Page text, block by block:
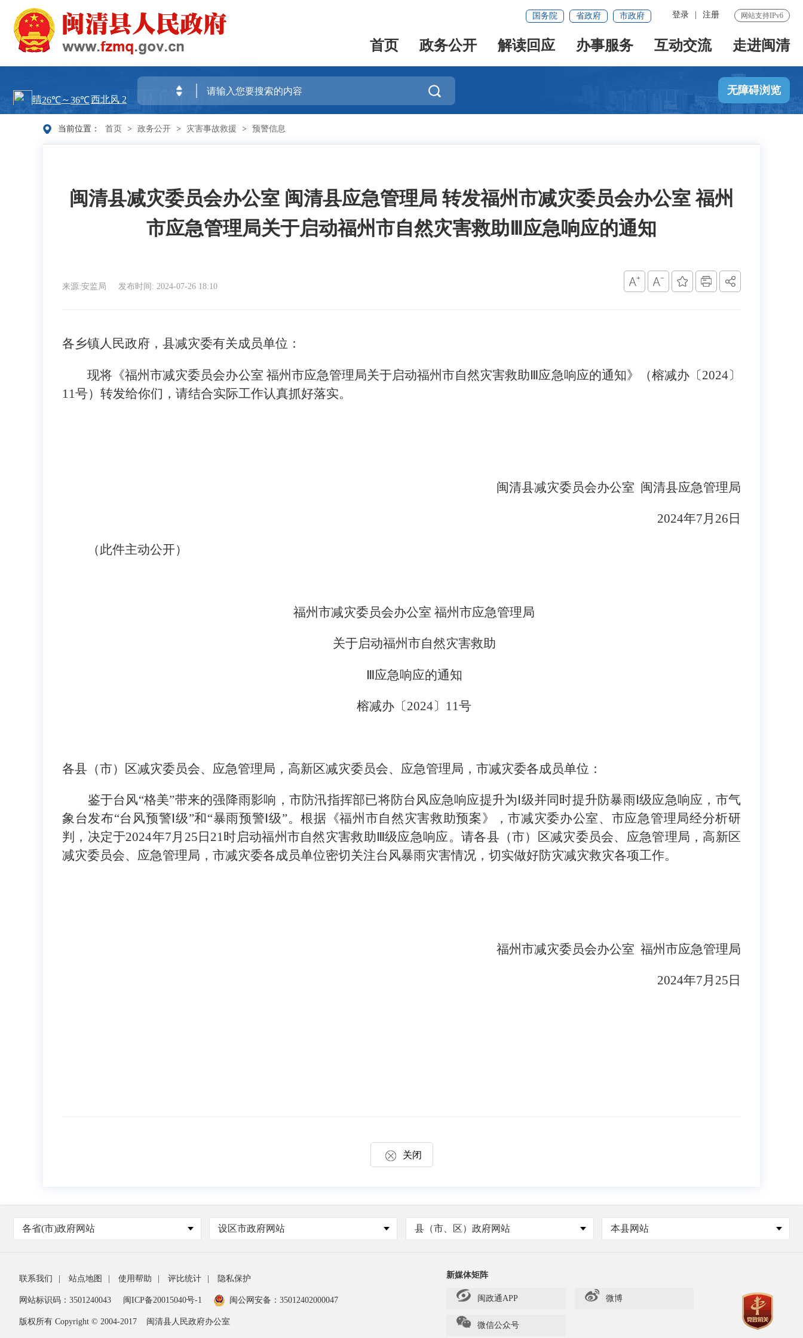
网站支持IPv6
登录 注册
国务院 省政府 市政府
首页 政务公开 解读回应 办事服务 互动交流 走进闽清
 无障碍浏览
当前位置： 首页 > 政务公开 > 灾害事故救援 > 预警信息
闽清县减灾委员会办公室 闽清县应急管理局 转发福州市减灾委员会办公室 福州
市应急管理局关于启动福州市自然灾害救助Ⅲ应急响应的通知
来源:安监局 发布时间: 2024-07-26 18:10
各乡镇人民政府，县减灾委有关成员单位：
现将《福州市减灾委员会办公室 福州市应急管理局关于启动福州市自然灾害救助Ⅲ应急响应的通知》（榕减办〔2024〕
11号）转发给你们，请结合实际工作认真抓好落实。
闽清县减灾委员会办公室 闽清县应急管理局
2024年7月26日
（此件主动公开）
福州市减灾委员会办公室 福州市应急管理局
关于启动福州市自然灾害救助
Ⅲ应急响应的通知
榕减办〔2024〕11号
各县（市）区减灾委员会、应急管理局，高新区减灾委员会、应急管理局，市减灾委各成员单位：
鉴于台风“格美”带来的强降雨影响，市防汛指挥部已将防台风应急响应提升为Ⅰ级并同时提升防暴雨Ⅰ级应急响应，市气
象台发布“台风预警Ⅰ级”和“暴雨预警Ⅰ级”。根据《福州市自然灾害救助预案》，市减灾委办公室、市应急管理局经分析研
判，决定于2024年7月25日21时启动福州市自然灾害救助Ⅲ级应急响应。请各县（市）区减灾委员会、应急管理局，高新区
减灾委员会、应急管理局，市减灾委各成员单位密切关注台风暴雨灾害情况，切实做好防灾减灾救灾各项工作。
福州市减灾委员会办公室 福州市应急管理局
2024年7月25日
关闭
各省(市)政府网站 设区市政府网站 县（市、区）政府网站 本县网站
联系我们 | 站点地图 | 使用帮助 | 评比统计 | 隐私保护
网站标识码：3501240043 闽ICP备20015040号-1 闽公网安备： 35012402000047
版权所有 Copyright © 2004-2017 闽清县人民政府办公室
新媒体矩阵
闽政通APP 微博
微信公众号